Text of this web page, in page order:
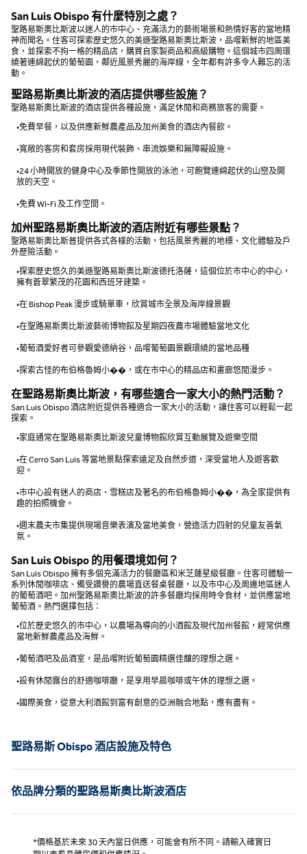
San Luis Obispo 有什麼特別之處？
聖路易斯奧比斯波以迷人的市中心、充滿活力的藝術場景和熱情好客的當地精
神而聞名。住客可探索歷史悠久的美遜聖路易斯奧比斯波，品嚐新鮮的地區美
食，並探索不拘一格的精品店，購買自家製商品和高級購物。這個城市四周環
繞著連綿起伏的葡萄園，鄰近風景秀麗的海岸線，全年都有許多令人難忘的活
動。
聖路易斯奧比斯波的酒店提供哪些設施？
聖路易斯奧比斯波的酒店提供各種設施，滿足休閒和商務旅客的需要。
•免費早餐，以及供應新鮮農產品及加州美食的酒店內餐飲。
•寬敞的客房和套房採用現代裝飾、串流娛樂和無障礙設施。
•24 小時開放的健身中心及季節性開放的泳池，可飽覽連綿起伏的山巒及開
放的天空。
•免費 Wi-Fi 及工作空間。
加州聖路易斯奧比斯波的酒店附近有哪些景點？
聖路易斯奧比斯普提供各式各樣的活動，包括風景秀麗的地標、文化體驗及戶
外歷險活動。
•探索歷史悠久的美遜聖路易斯奧比斯波德托洛薩，這個位於市中心的中心，
擁有蒼翠繁茂的花園和西班牙建築。
•在 Bishop Peak 漫步或騎單車，欣賞城市全景及海岸線景觀
•在聖路易斯奧比斯波藝術博物館及星期四夜農市場體驗當地文化
•葡萄酒愛好者可參觀愛德納谷，品嚐葡萄園景觀環繞的當地品種
•探索古怪的布伯格魯姆小��，或在市中心的精品店和畫廊悠閒漫步。
在聖路易斯奧比斯波，有哪些適合一家大小的熱門活動？
San Luis Obispo 酒店附近提供各種適合一家大小的活動，讓住客可以輕鬆一起
探索。
•家庭通常在聖路易斯奧比斯波兒童博物館欣賞互動展覽及遊樂空間
•在 Cerro San Luis 等當地景點探索遠足及自然步道，深受當地人及遊客歡
迎。
•市中心設有迷人的商店、雪糕店及著名的布伯格魯姆小��，為全家提供有
趣的拍照機會。
•週末農夫市集提供現場音樂表演及當地美食，營造活力四射的兒童友善氣
氛。
San Luis Obispo 的用餐環境如何？
San Luis Obispo 擁有多個充滿活力的餐廳區和米芝蓮星級餐廳。住客可體驗一
系列休閒咖啡店、備受讚譽的農場直送餐桌餐廳，以及市中心及周邊地區迷人
的葡萄酒吧。加州聖路易斯奧比斯波的許多餐廳均採用時令食材，並供應當地
葡萄酒。熱門選擇包括：
•位於歷史悠久的市中心，以農場為導向的小酒館及現代加州餐館，經常供應
當地新鮮農產品及海鮮。
•葡萄酒吧及品酒室，是品嚐附近葡萄園精選佳釀的理想之選。
•設有休閒露台的舒適咖啡廳，是享用早晨咖啡或午休的理想之選。
•國際美食，從意大利酒館到富有創意的亞洲融合地點，應有盡有。
聖路易斯 Obispo 酒店設施及特色
依品牌分類的聖路易斯奧比斯波酒店
*價格基於未來 30 天內當日供應，可能會有所不同。請輸入確實日